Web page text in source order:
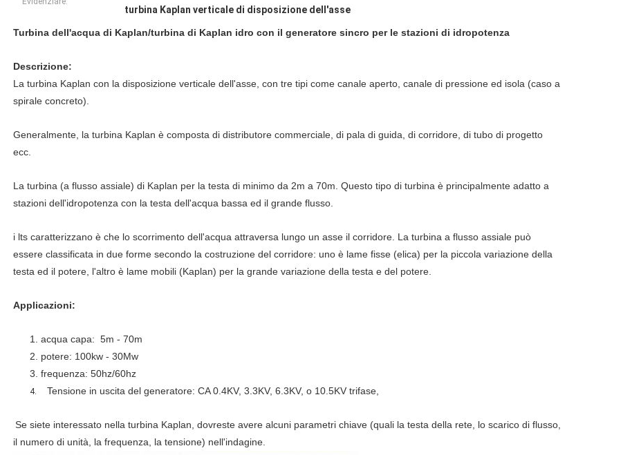
turbina Kaplan verticale di disposizione dell'asse
Turbina dell'acqua di Kaplan/turbina di Kaplan idro con il generatore sincro per le stazioni di idropotenza
Descrizione:
La turbina Kaplan con la disposizione verticale dell'asse, con tre tipi come canale aperto, canale di pressione ed isola (caso a
spirale concreto).
Generalmente, la turbina Kaplan è composta di distributore commerciale, di pala di guida, di corridore, di tubo di progetto
ecc.
La turbina (a flusso assiale) di Kaplan per la testa di minimo da 2m a 70m. Questo tipo di turbina è principalmente adatto a
stazioni dell'idropotenza con la testa dell'acqua bassa ed il grande flusso.
i lts caratterizzano è che lo scorrimento dell'acqua attraversa lungo un asse il corridore. La turbina a flusso assiale può
essere classificata in due forme secondo la costruzione del corridore: uno è lame fisse (elica) per la piccola variazione della
testa ed il potere, l'altro è lame mobili (Kaplan) per la grande variazione della testa e del potere.
Applicazioni:
1. acqua capa: 5m - 70m
2. potere: 100kw - 30Mw
3. frequenza: 50hz/60hz
4. Tensione in uscita del generatore: CA 0.4KV, 3.3KV, 6.3KV, o 10.5KV trifase,
Se siete interessato nella turbina Kaplan, dovreste avere alcuni parametri chiave (quali la testa della rete, lo scarico di flusso,
il numero di unità, la frequenza, la tensione) nell'indagine.